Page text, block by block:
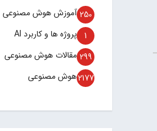
آموزش هوش مصنوعی 250
پروژه ها و کاربرد AI 1
مقالات هوش مصنوعی 299
هوش مصنوعی2177